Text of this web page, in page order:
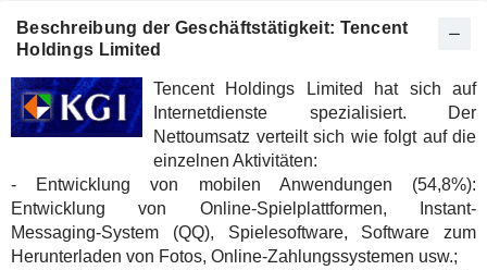
Beschreibung der Geschäftstätigkeit: Tencent
Holdings Limited
Tencent Holdings Limited hat sich auf
Internetdienste spezialisiert. Der
Nettoumsatz verteilt sich wie folgt auf die
einzelnen Aktivitäten:
- Entwicklung von mobilen Anwendungen (54,8%):
Entwicklung von Online-Spielplattformen, Instant-
Messaging-System (QQ), Spielesoftware, Software zum
Herunterladen von Fotos, Online-Zahlungssystemen usw.;